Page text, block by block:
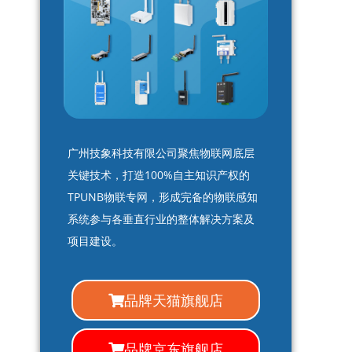
广州技象科技有限公司聚焦物联网底层
关键技术，打造100%自主知识产权的
TPUNB物联专网，形成完备的物联感知
系统参与各垂直行业的整体解决方案及
项目建设。
品牌天猫旗舰店